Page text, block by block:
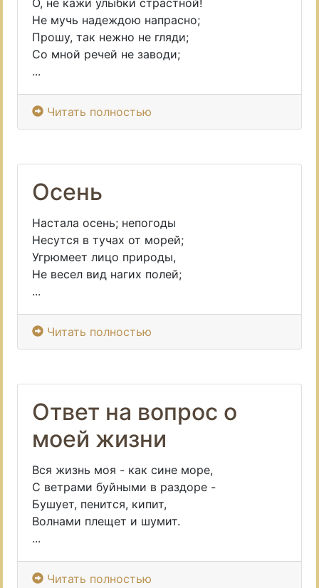
О, не кажи улыбки страстной!
Не мучь надеждою напрасно;
Прошу, так нежно не гляди;
Со мной речей не заводи;
...
Читать полностью
Осень
Настала осень; непогоды
Несутся в тучах от морей;
Угрюмеет лицо природы,
Не весел вид нагих полей;
...
Читать полностью
Ответ на вопрос о
моей жизни
Вся жизнь моя - как сине море,
С ветрами буйными в раздоре -
Бушует, пенится, кипит,
Волнами плещет и шумит.
...
Читать полностью